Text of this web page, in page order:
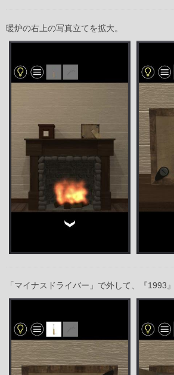
暖炉の右上の写真立てを拡大。
「マイナスドライバー」で外して、『1993